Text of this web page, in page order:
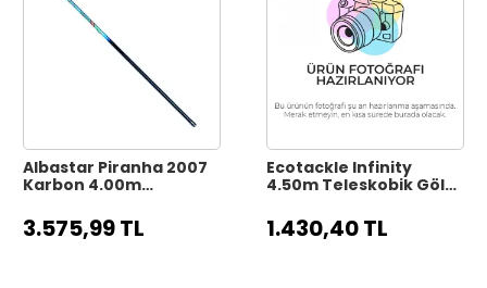
Albastar Piranha 2007
Karbon 4.00m
3.575,99 TL
Ecotackle Infinity
4.50m Teleskobik Göl
1.430,40 TL